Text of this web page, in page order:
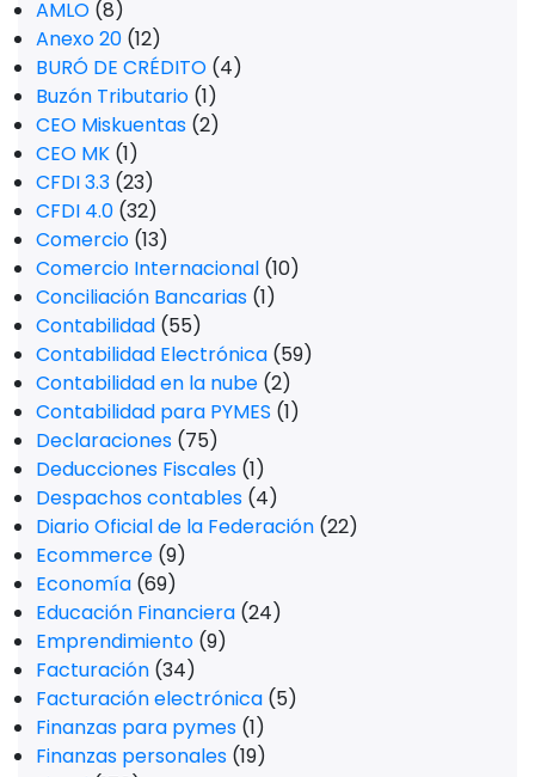
AMLO (8)
Anexo 20 (12)
BURÓ DE CRÉDITO (4)
Buzón Tributario (1)
CEO Miskuentas (2)
CEO MK (1)
CFDI 3.3 (23)
CFDI 4.0 (32)
Comercio (13)
Comercio Internacional (10)
Conciliación Bancarias (1)
Contabilidad (55)
Contabilidad Electrónica (59)
Contabilidad en la nube (2)
Contabilidad para PYMES (1)
Declaraciones (75)
Deducciones Fiscales (1)
Despachos contables (4)
Diario Oficial de la Federación (22)
Ecommerce (9)
Economía (69)
Educación Financiera (24)
Emprendimiento (9)
Facturación (34)
Facturación electrónica (5)
Finanzas para pymes (1)
Finanzas personales (19)